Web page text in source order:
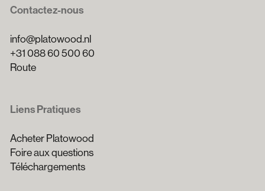
Contactez-nous
info@platowood.nl
+31 088 60 500 60
Route
Liens Pratiques
Acheter Platowood
Foire aux questions
Téléchargements